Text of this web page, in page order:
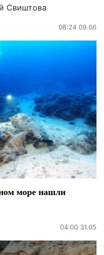
Свиштова
08:24 09.06
море нашли
04:00 31.05